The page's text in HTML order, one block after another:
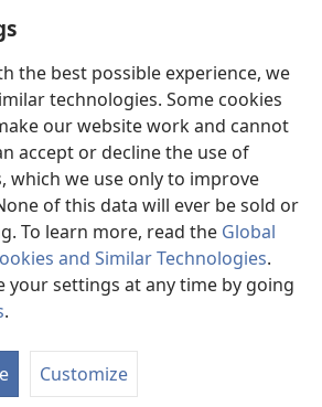
the best possible experience, we
technologies. Some cookies
our website work and cannot
accept or decline the use of
which we use only to improve
of this data will ever be sold or
To learn more, read the Global
and Similar Technologies.
your settings at any time by going
.
Customize
INTERNET sutuma Watchtower
Bible and Tract Society of Pennsylvania.
USO
DE PRIVACIDAD